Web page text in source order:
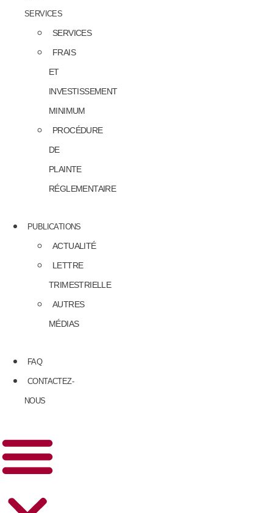
SERVICES
SERVICES
FRAIS
ET
INVESTISSEMENT
MINIMUM
PROCÉDURE
DE
PLAINTE
RÉGLEMENTAIRE
PUBLICATIONS
ACTUALITÉ
LETTRE
TRIMESTRIELLE
AUTRES
MÉDIAS
FAQ
CONTACTEZ-
NOUS